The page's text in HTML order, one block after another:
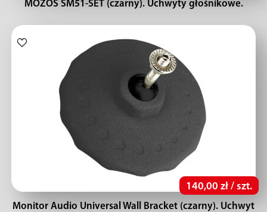
MOZOS SM51-SET (czarny). Uchwyty głośnikowe.
140,00 zł / szt.
Monitor Audio Universal Wall Bracket (czarny). Uchwyt